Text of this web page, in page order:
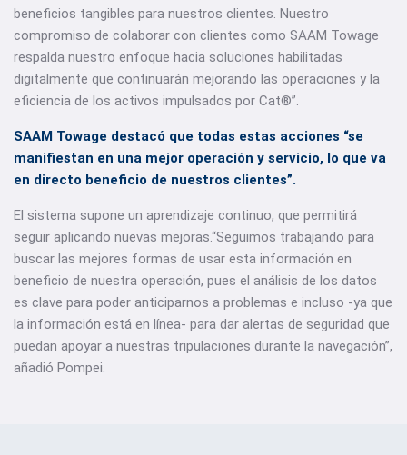
beneficios tangibles para nuestros clientes. Nuestro
compromiso de colaborar con clientes como SAAM Towage
respalda nuestro enfoque hacia soluciones habilitadas
digitalmente que continuarán mejorando las operaciones y la
eficiencia de los activos impulsados ​​por Cat®”.
SAAM Towage destacó que todas estas acciones “se
manifiestan en una mejor operación y servicio, lo que va
en directo beneficio de nuestros clientes”.
El sistema supone un aprendizaje continuo, que permitirá
seguir aplicando nuevas mejoras.“Seguimos trabajando para
buscar las mejores formas de usar esta información en
beneficio de nuestra operación, pues el análisis de los datos
es clave para poder anticiparnos a problemas e incluso -ya que
la información está en línea- para dar alertas de seguridad que
puedan apoyar a nuestras tripulaciones durante la navegación”,
añadió Pompei.